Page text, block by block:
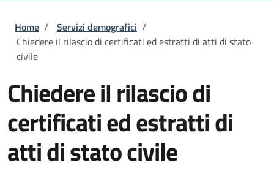
Briciole di pane
Home / Servizi demografici /
Chiedere il rilascio di certificati ed estratti di atti di stato
civile
Chiedere il rilascio di
certificati ed estratti di
atti di stato civile